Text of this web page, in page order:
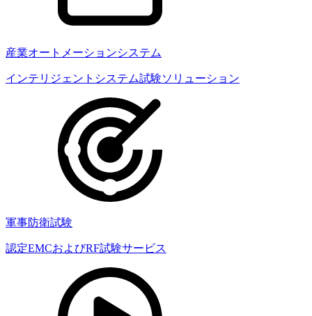
産業オートメーションシステム
インテリジェントシステム試験ソリューション
軍事防衛試験
認定EMCおよびRF試験サービス